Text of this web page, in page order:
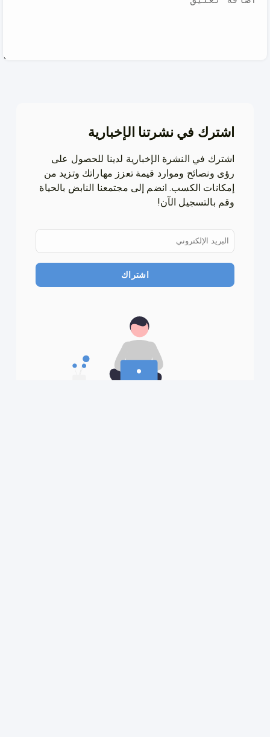
اشترك في نشرتنا الإخبارية
اشترك في النشرة الإخبارية لدينا للحصول على
رؤى ونصائح وموارد قيمة تعزز مهاراتك وتزيد من
إمكانات الكسب. انضم إلى مجتمعنا النابض بالحياة
وقم بالتسجيل الآن!
اشتراك